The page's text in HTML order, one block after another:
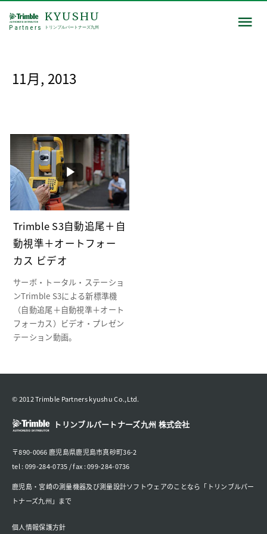
Partners
KYUSHU
トリンブルパートナーズ九州
11月, 2013
Trimble S3自動追尾＋自
動視準＋オートフォー
カス ビデオ
サーボ・トータル・ステーショ
ンTrimble S3による新標準機
（自動追尾＋自動視準＋オート
フォーカス）ビデオ・プレゼン
テーション動画。
© 2012 Trimble Partners kyushu Co.,Ltd.
トリンブルパートナーズ九州 株式会社
〒890-0066 鹿児島県鹿児島市真砂町36-2
tel : 099-284-0735 / fax : 099-284-0736
鹿児島・宮崎の測量機器及び測量設計ソフトウェアのことなら「トリンブルパー
トナーズ九州」まで
個人情報保護方針